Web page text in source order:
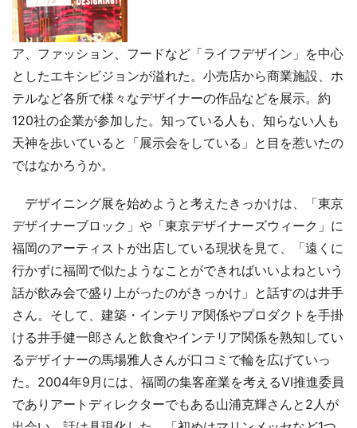
ア、ファッション、フードなど「ライフデザイン」を中心
としたエキシビジョンが溢れた。小売店から商業施設、ホ
テルなど各所で様々なデザイナーの作品などを展示。約
120社の企業が参加した。知っている人も、知らない人も
天神を歩いていると「展示会をしている」と目を惹いたの
ではなかろうか。
デザイニング展を始めようと考えたきっかけは、「東京
デザイナーブロック」や「東京デザイナーズウィーク」に
福岡のアーティストが出店している現状を見て、「遠くに
行かずに福岡で似たようなことができればいいよねという
話が飲み会で盛り上がったのがきっかけ」と話すのは井手
さん。そして、建築・インテリア関係やプロダクトを手掛
ける井手健一郎さんと飲食やインテリア関係を熟知してい
るデザイナーの馬場雅人さんが口コミで輪を広げていっ
た。2004年9月には、福岡の集客産業を考えるVI推進委員
でありアートディレクターでもある山浦克輝さんと2人が